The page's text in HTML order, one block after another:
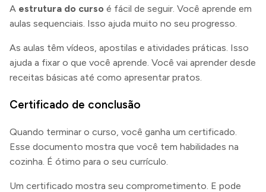
A estrutura do curso é fácil de seguir. Você aprende em
aulas sequenciais. Isso ajuda muito no seu progresso.
As aulas têm vídeos, apostilas e atividades práticas. Isso
ajuda a fixar o que você aprende. Você vai aprender desde
receitas básicas até como apresentar pratos.
Certificado de conclusão
Quando terminar o curso, você ganha um certificado.
Esse documento mostra que você tem habilidades na
cozinha. É ótimo para o seu currículo.
Um certificado mostra seu comprometimento. E pode